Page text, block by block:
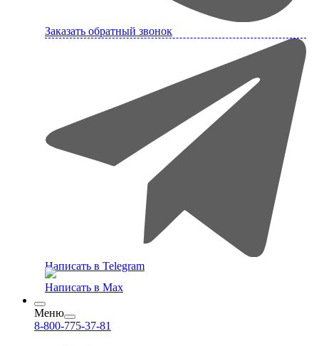
Заказать обратный звонок
Написать в Telegram
Написать в Max
Меню
8-800-775-37-81